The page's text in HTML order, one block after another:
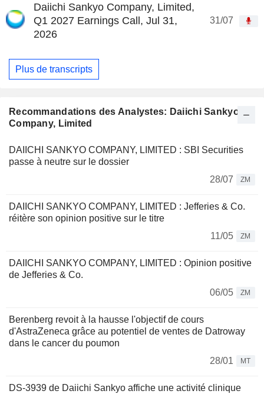
Daiichi Sankyo Company, Limited,
Q1 2027 Earnings Call, Jul 31,
2026
31/07
Plus de transcripts
Recommandations des Analystes: Daiichi Sankyo
Company, Limited
DAIICHI SANKYO COMPANY, LIMITED : SBI Securities
passe à neutre sur le dossier
28/07
ZM
DAIICHI SANKYO COMPANY, LIMITED : Jefferies & Co.
réitère son opinion positive sur le titre
11/05
ZM
DAIICHI SANKYO COMPANY, LIMITED : Opinion positive
de Jefferies & Co.
06/05
ZM
Berenberg revoit à la hausse l'objectif de cours
d'AstraZeneca grâce au potentiel de ventes de Datroway
dans le cancer du poumon
28/01
MT
DS-3939 de Daiichi Sankyo affiche une activité clinique